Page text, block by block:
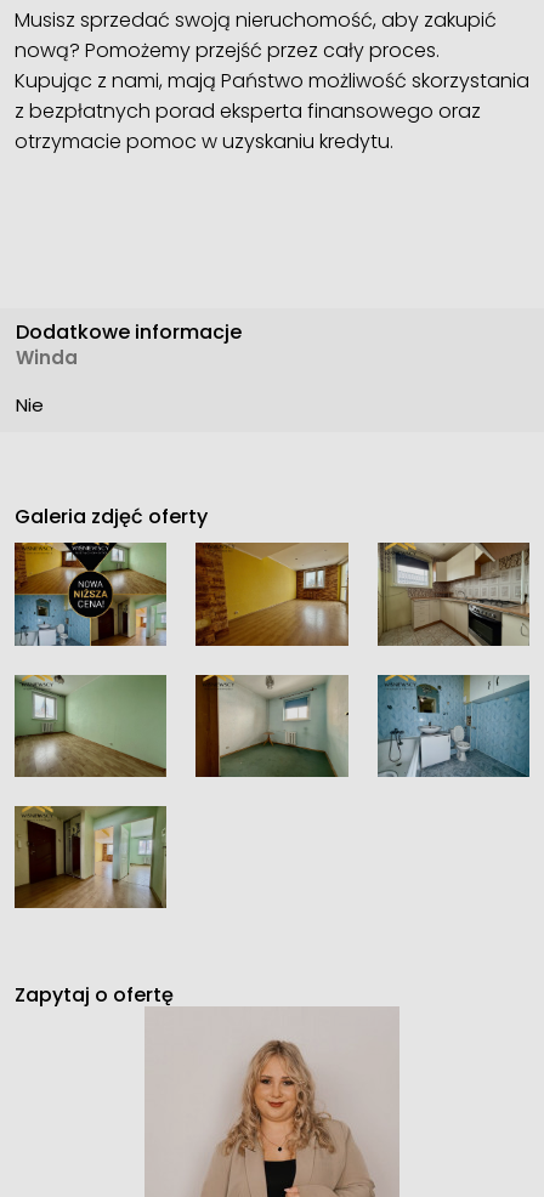
Musisz sprzedać swoją nieruchomość, aby zakupić
nową? Pomożemy przejść przez cały proces.
Kupując z nami, mają Państwo możliwość skorzystania
z bezpłatnych porad eksperta finansowego oraz
otrzymacie pomoc w uzyskaniu kredytu.
Dodatkowe informacje
Winda
Nie
Galeria zdjęć oferty
Zapytaj o ofertę